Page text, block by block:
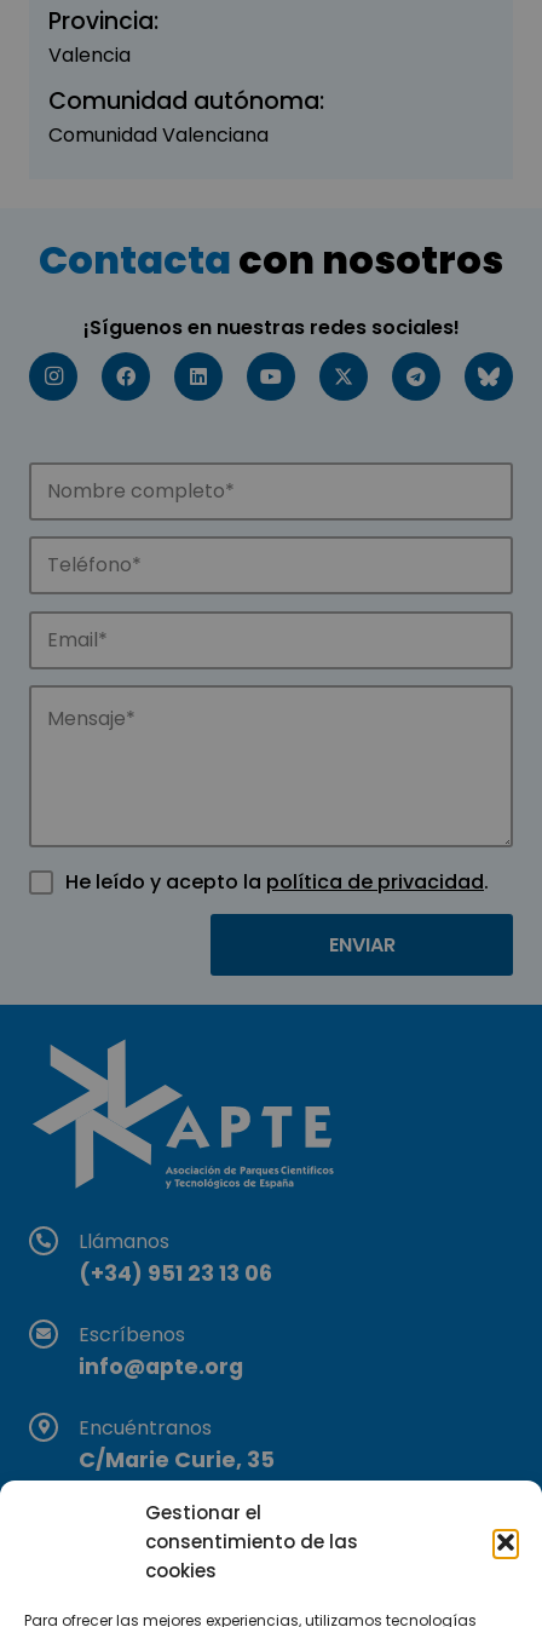
Gestionar el
consentimiento de las
cookies
Para ofrecer las mejores experiencias, utilizamos tecnologías
Provincia:
Valencia
Comunidad autónoma:
Comunidad Valenciana
Contactacon nosotros
¡Síguenos en nuestras redes sociales!
He leído y acepto la política de privacidad.
Llámanos
(+34) 951 23 13 06
Escríbenos
info@apte.org
Encuéntranos
C/Marie Curie, 35